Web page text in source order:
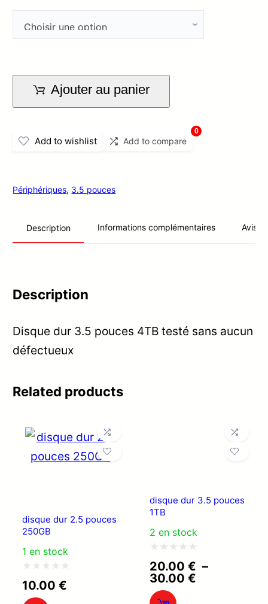
quantité
de
dur
4TB
- +
Ajouter au panier
Add to wishlist Add to compare
0
Périphériques, 3.5 pouces
Description Informations complémentaires Avis
Description
Disque dur 3.5 pouces 4TB testé sans aucun
défectueux
Related products
disque dur 2.5 pouces
250GB
1 en stock
Note
0
10.00€
disque dur 3.5 pouces
1TB
2 en stock
Note
0
sur
20.00 € –
30.00 €